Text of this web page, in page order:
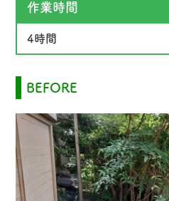
作業時間
4時間
BEFORE